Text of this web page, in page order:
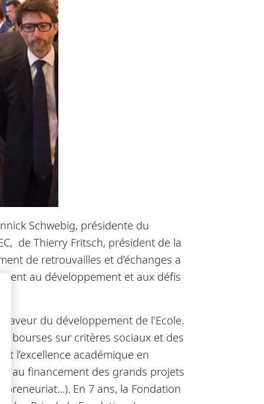
Schwebig, présidente du
de Thierry Fritsch, président de la
de retrouvailles et d’échanges a
au développement et aux défis
du développement de l'Ecole.
bourses sur critères sociaux et des
l’excellence académique en
au financement des grands projets
En 7 ans, la Fondation